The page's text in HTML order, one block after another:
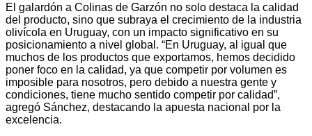
El galardón a Colinas de Garzón no solo destaca la calidad
del producto, sino que subraya el crecimiento de la industria
olivícola en Uruguay, con un impacto significativo en su
posicionamiento a nivel global. “En Uruguay, al igual que
muchos de los productos que exportamos, hemos decidido
poner foco en la calidad, ya que competir por volumen es
imposible para nosotros, pero debido a nuestra gente y
condiciones, tiene mucho sentido competir por calidad”,
agregó Sánchez, destacando la apuesta nacional por la
excelencia.